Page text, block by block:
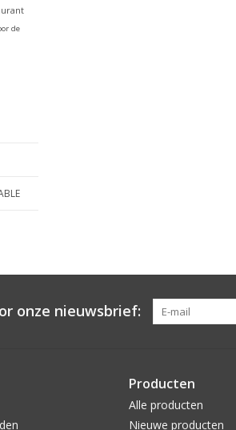
de
onze nieuwsbrief:
Producten
Alle producten
Nieuwe producten